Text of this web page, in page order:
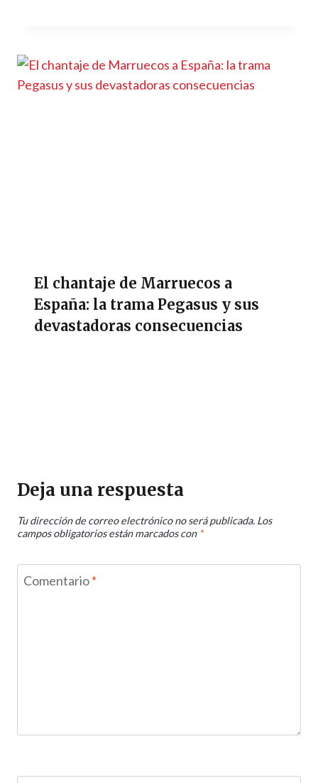
El chantaje de Marruecos a
España: la trama Pegasus y sus
devastadoras consecuencias
Deja una respuesta
Tu dirección de correo electrónico no será publicada. Los
campos obligatorios están marcados con *
Comentario*